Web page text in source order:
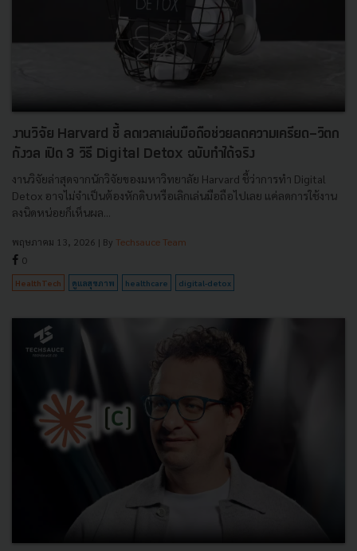
งานวิจัย Harvard ชี้ ลดเวลาเล่นมือถือช่วยลดความเครียด-วิตก
กังวล เปิด 3 วิธี Digital Detox ฉบับทำได้จริง
งานวิจัยล่าสุดจากนักวิจัยของมหาวิทยาลัย Harvard ชี้ว่าการทำ Digital
Detox อาจไม่จำเป็นต้องหักดิบหรือเลิกเล่นมือถือไปเลย แค่ลดการใช้งาน
ลงนิดหน่อยก็เห็นผล...
พฤษภาคม 13, 2026 | By Techsauce Team
0
HealthTech ดูแลสุขภาพ healthcare digital-detox